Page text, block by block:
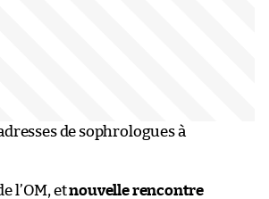
de sophrologues à
l’OM, etnouvelle rencontre